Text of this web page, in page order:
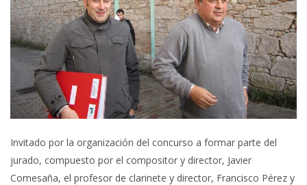
Invitado por la organización del concurso a formar parte del
jurado, compuesto por el compositor y director, Javier
Comesaña, el profesor de clarinete y director, Francisco Pérez y